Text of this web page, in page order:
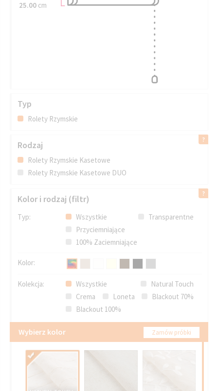
25.00 cm
Typ
Rolety Rzymskie
Rodzaj
Rolety Rzymskie Kasetowe
Rolety Rzymskie Kasetowe DUO
Kolor i rodzaj (filtr)
Typ: Wszystkie
Transparentne
Przyciemniające
100% Zaciemniające
Kolor:
Kolekcja: Wszystkie
Natural Touch
Crema
Loneta
Blackout 70%
Blackout 100%
Wybierz kolor Zamów próbki